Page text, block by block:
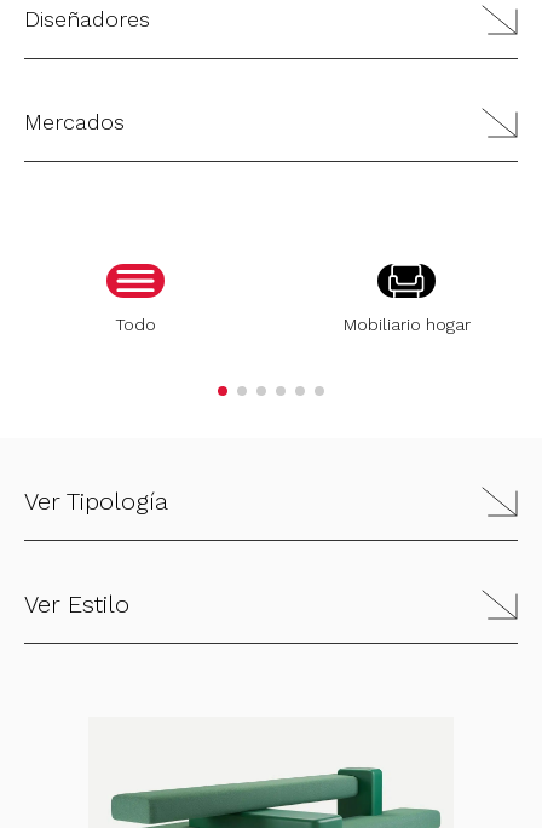
Diseñadores
Mercados
Todo Mobiliario hogar
Ver Tipología
Ver Estilo